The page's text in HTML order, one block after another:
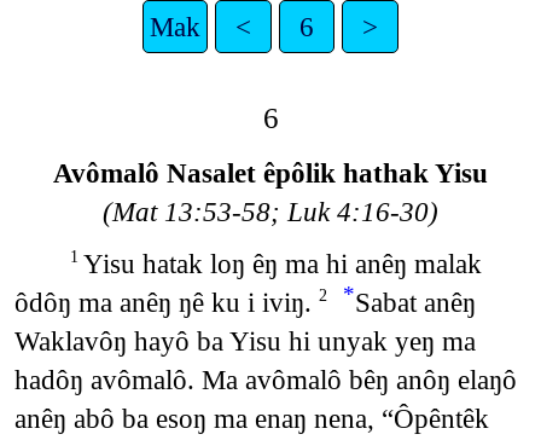
Mak < 6 >
6
Avômalô Nasalet êpôlik hathak Yisu
(Mat 13:53-58; Luk 4:16-30)
1 Yisu hatak loŋ êŋ ma hi anêŋ malak
ôdôŋ ma anêŋ ŋê ku i iviŋ. 2 *Sabat anêŋ
Waklavôŋ hayô ba Yisu hi unyak yeŋ ma
hadôŋ avômalô. Ma avômalô bêŋ anôŋ elaŋô
anêŋ abô ba esoŋ ma enaŋ nena, “Ôpêntêk